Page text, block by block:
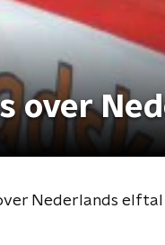
over
Nederlands elftal